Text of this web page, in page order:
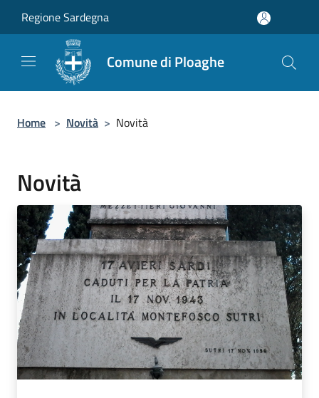
Regione Sardegna
Comune di Ploaghe
Home > Novità > Novità
Novità